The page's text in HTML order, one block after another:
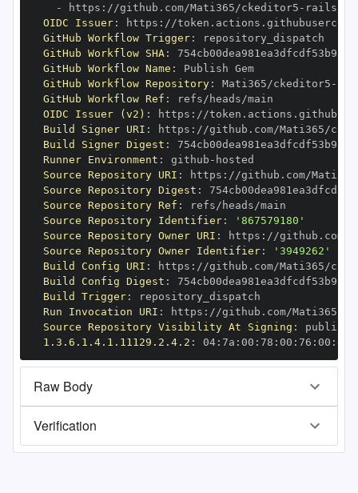
-
https : //github.com/Mati365/ckeditor5 - rails/
OIDC Issuer: https :
GitHub Workflow Trigger:
GitHub Workflow SHA:
GitHub Workflow Name :
Publish Gem
GitHub Workflow Repository: Mati365/ckeditor5 -
GitHub Workflow Ref :
OIDC Issuer (v2) : https :
Build Signer URI : https : //github.com/Mati365/
Build Signer Digest :
Runner Environment : github -
Source Repository URI : https : //github.com/
Source Repository Digest :
Source Repository Ref :
Source Repository Identifier:
'867579180'
Source Repository Owner URI : https :
Source Repository Owner Identifier:
'3949262'
Build Config URI : https : //github.com/Mati365/
Build Config Digest :
Build Trigger:
Run Invocation URI : https : //github.com/Mati365/
Source Repository Visibility At Signing :
1.3.6.1.4.1.11129.2.4.2 : 04: 7a : 00 : 78 : 00 : 76 : 00 : dd
Raw Body
Verification